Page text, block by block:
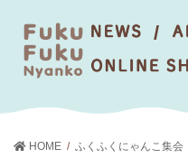
HOME ふくふくにゃんこ集会